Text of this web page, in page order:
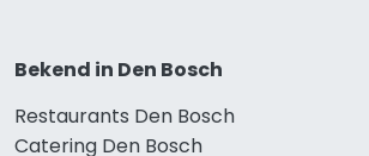
Bekend in Den Bosch
Restaurants Den Bosch
Catering Den Bosch